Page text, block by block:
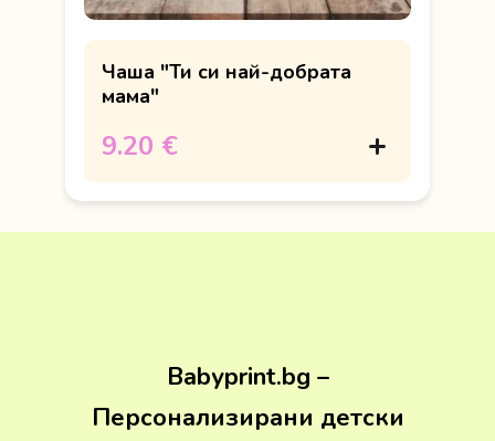
Чаша "Ти си най-добрата
мама"
9.20 €
Babyprint.bg –
Персонализирани детски